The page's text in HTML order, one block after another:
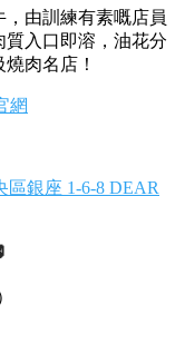
由訓練有素嘅店員
入口即溶，油花分
肉名店！
網
區銀座 1-6-8 DEAR